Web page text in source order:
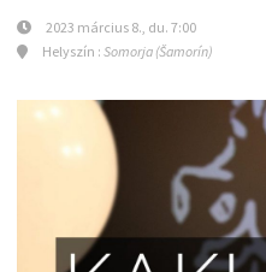
2023 március 8., du. 7:00
Helyszín : Somorja (Šamorín)